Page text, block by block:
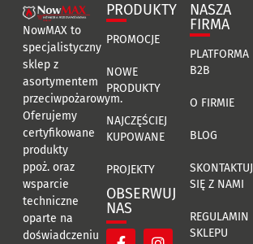
NowMAX to
specjalistyczny
sklep z
asortymentem
przeciwpożarowym.
Oferujemy
certyfikowane
produkty
ppoż. oraz
wsparcie
techniczne
oparte na
doświadczeniu
PRODUKTY
PROMOCJE
NOWE
PRODUKTY
NAJCZĘŚCIEJ
KUPOWANE
PROJEKTY
OBSERWUJ
NAS
NASZA
FIRMA
PLATFORMA
B2B
O FIRMIE
BLOG
SKONTAKTUJ
SIĘ Z NAMI
REGULAMIN
SKLEPU